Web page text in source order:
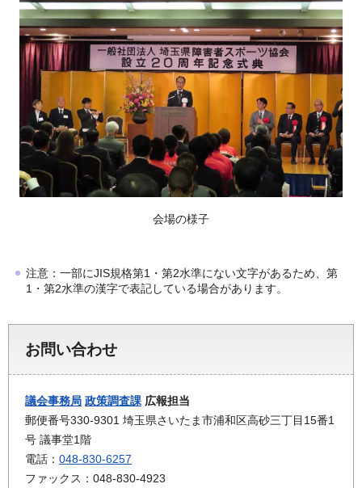
会場の様子
注意：一部にJIS規格第1・第2水準にない文字があるため、第
1・第2水準の漢字で表記している場合があります。
お問い合わせ
議会事務局 政策調査課 広報担当
郵便番号330-9301 埼玉県さいたま市浦和区高砂三丁目15番1
号 議事堂1階
電話： 048-830-6257
ファックス：048-830-4923